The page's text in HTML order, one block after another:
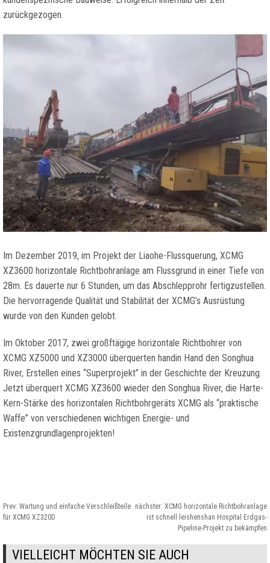
zurückgezogen.
Im Dezember 2019, im Projekt der Liaohe-Flussquerung, XCMG
XZ3600 horizontale Richtbohranlage am Flussgrund in einer Tiefe von
28m. Es dauerte nur 6 Stunden, um das Abschlepprohr fertigzustellen.
Die hervorragende Qualität und Stabilität der XCMG’s Ausrüstung
wurde von den Kunden gelobt.
Im Oktober 2017, zwei großftägige horizontale Richtbohrer von
XCMG XZ5000 und XZ3000 überquerten handin Hand den Songhua
River, Erstellen eines “Superprojekt” in der Geschichte der Kreuzung.
Jetzt überquert XCMG XZ3600 wieder den Songhua River, die Harte-
Kern-Stärke des horizontalen Richtbohrgeräts XCMG als “praktische
Waffe” von verschiedenen wichtigen Energie- und
Existenzgrundlagenprojekten!
Prev: Wartung und einfache Verschleißteile
für XCMG XZ320D
nächster: XCMG horizontale Richtbohranlage
ist schnell leishenshan Hospital Erdgas-
Pipeline-Projekt zu bekämpfen
VIELLEICHT MÖCHTEN SIE AUCH